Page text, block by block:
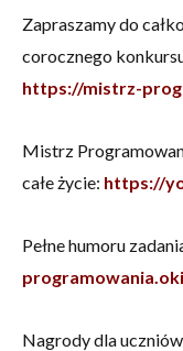
Zapraszamy do
corocznego
https://mistrz-
Mistrz
całe życie: https://
Pełne humoru
Nagrody dla